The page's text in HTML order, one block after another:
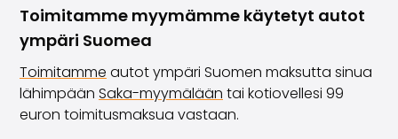
Toimitamme myymämme käytetyt autot
ympäri Suomea
Toimitamme autot ympäri Suomen maksutta sinua
lähimpään Saka-myymälään tai kotiovellesi 99
euron toimitusmaksua vastaan.